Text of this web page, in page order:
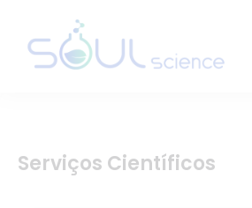
Serviços Científicos